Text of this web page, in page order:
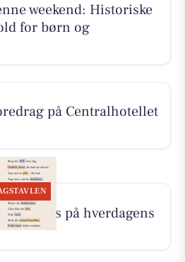
weekend: Historiske
for børn og
på Centralhotellet
fokus på hverdagens